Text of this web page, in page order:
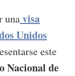
unavisa
Unidos
este
Nacional de